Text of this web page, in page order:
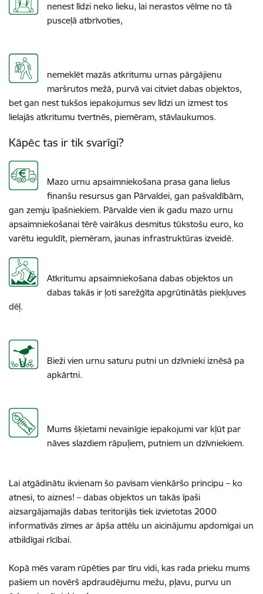
nenest līdzi neko lieku, lai nerastos vēlme no tā
pusceļā atbrīvoties,
nemeklēt mazās atkritumu urnas pārgājienu
maršrutos mežā, purvā vai citviet dabas objektos,
bet gan nest tukšos iepakojumus sev līdzi un izmest tos
lielajās atkritumu tvertnēs, piemēram, stāvlaukumos.
Kāpēc tas ir tik svarīgi?
Mazo urnu apsaimniekošana prasa gana lielus
finanšu resursus gan Pārvaldei, gan pašvaldībām,
gan zemju īpašniekiem. Pārvalde vien ik gadu mazo urnu
apsaimniekošanai tērē vairākus desmitus tūkstošu euro, ko
varētu ieguldīt, piemēram, jaunas infrastruktūras izveidē.
Atkritumu apsaimniekošana dabas objektos un
dabas takās ir ļoti sarežģīta apgrūtinātās piekļuves
dēļ.
Bieži vien urnu saturu putni un dzīvnieki iznēsā pa
apkārtni.
Mums šķietami nevainīgie iepakojumi var kļūt par
nāves slazdiem rāpuļiem, putniem un dzīvniekiem.
Lai atgādinātu ikvienam šo pavisam vienkāršo principu – ko
atnesi, to aiznes! – dabas objektos un takās īpaši
aizsargājamajās dabas teritorijās tiek izvietotas 2000
informatīvās zīmes ar āpša attēlu un aicinājumu apdomīgai un
atbildīgai rīcībai.
Kopā mēs varam rūpēties par tīru vidi, kas rada prieku mums
pašiem un novērš apdraudējumu mežu, pļavu, purvu un